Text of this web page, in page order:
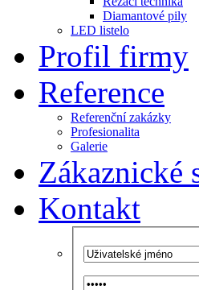
Diamantové pily
LED listelo
Profil firmy
Reference
Referenční zakázky
Profesionalita
Galerie
Zákaznické
Kontakt